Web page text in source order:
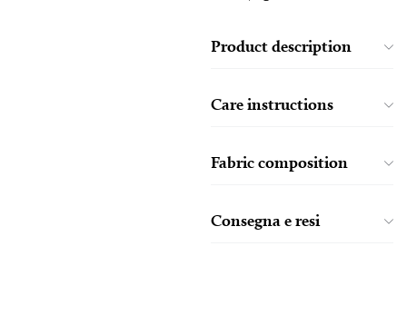
Product description
Care instructions
Fabric composition
Consegna e resi